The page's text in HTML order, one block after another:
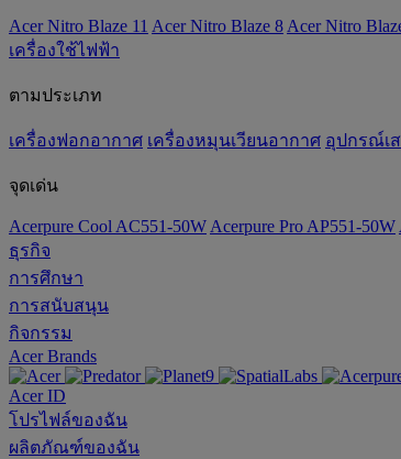
Acer Nitro Blaze 11 Acer Nitro Blaze 8 Acer Nitro
เครื่องใช้ไฟฟ้า
ตามประเภท
เครื่องฟอกอากาศ เครื่องหมุนเวียนอากาศ อุปกรณ์เ
จุดเด่น
Acerpure Cool AC551-50W Acerpure Pro AP551-50W
ธุรกิจ
การศึกษา
การสนับสนุน
กิจกรรม
Acer Brands
Acer ID
โปรไฟล์ของฉัน
ผลิตภัณฑ์ของฉัน